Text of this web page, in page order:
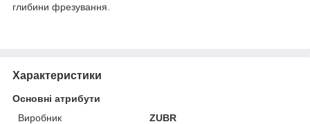
глибини фрезування.
Характеристики
Основні атрибути
Виробник
ZUBR